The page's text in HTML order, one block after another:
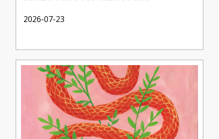
2026-07-23